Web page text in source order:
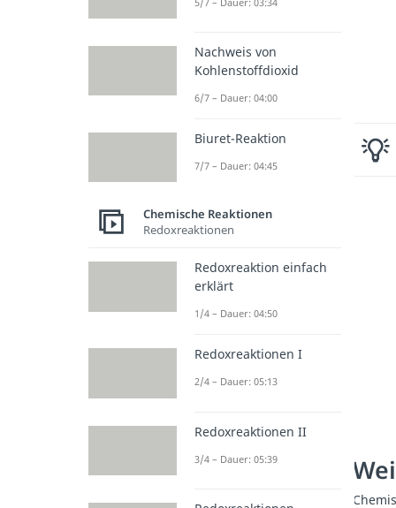
Nachweis von
Kohlenstoffdioxid
6/7 – Dauer: 04:00
Biuret-Reaktion
7/7 – Dauer: 04:45
Chemische Reaktionen
Redoxreaktionen
Redoxreaktion einfach
erklärt
1/4 – Dauer: 04:50
Redoxreaktionen I
2/4 – Dauer: 05:13
Redoxreaktionen II
3/4 – Dauer: 05:39